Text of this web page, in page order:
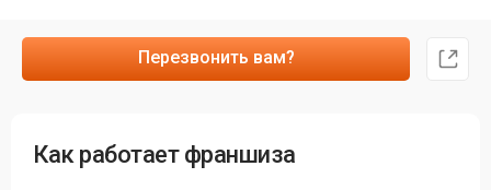
Перезвонить вам?
Как работает франшиза